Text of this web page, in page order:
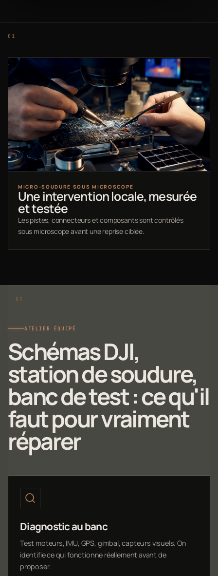
MICRO-SOUDURE SOUS MICROSCOPE
Une intervention locale, mesurée
et testée
Les pistes, connecteurs et composants sont contrôlés
sous microscope avant une reprise ciblée.
ATELIER ÉQUIPÉ
Schémas DJI,
station de soudure,
banc de test : ce qu'il
faut pour vraiment
réparer
Diagnostic au banc
Test moteurs, IMU, GPS, gimbal, capteurs visuels. On
identifie ce qui fonctionne réellement avant de
proposer.